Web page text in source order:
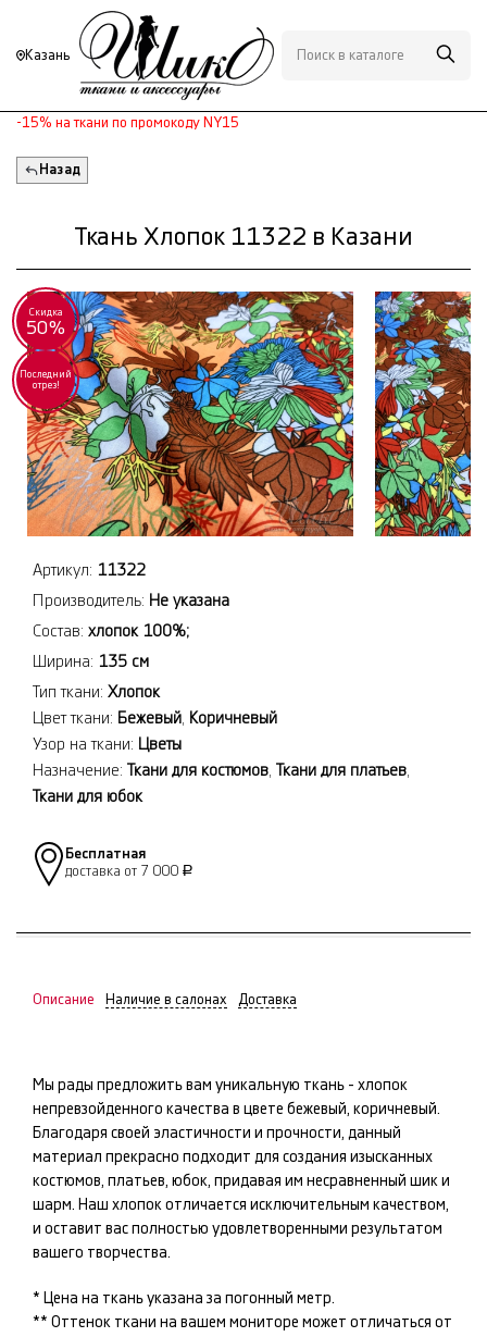
Казань
-15% на ткани по промокоду NY15
Назад
Ткань Хлопок 11322 в Казани
Скидка
50%
Последний
отрез!
Артикул: 11322
Производитель: Не указана
Состав: хлопок 100%;
Ширина: 135 см
Тип ткани: Хлопок
Цвет ткани: Бежевый Коричневый
Узор на ткани: Цветы
Назначение: Ткани для костюмов Ткани для платьев
Ткани для юбок
Бесплатная
доставка от 7 000 Р
Описание Наличие в салонах Доставка
Мы рады предложить вам уникальную ткань - хлопок
непревзойденного качества в цвете бежевый, коричневый.
Благодаря своей эластичности и прочности, данный
материал прекрасно подходит для создания изысканных
костюмов, платьев, юбок, придавая им несравненный шик и
шарм. Наш хлопок отличается исключительным качеством,
и оставит вас полностью удовлетворенными результатом
вашего творчества.
* Цена на ткань указана за погонный метр.
** Оттенок ткани на вашем мониторе может отличаться от